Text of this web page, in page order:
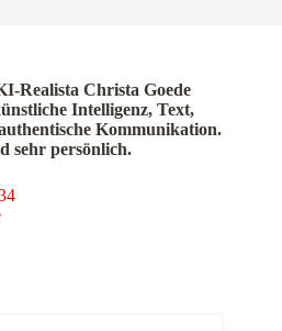
Realista Christa Goede
Intelligenz, Text,
Kommunikation.
sehr persönlich.